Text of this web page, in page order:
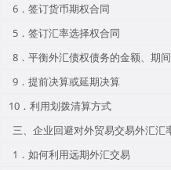
6．签订货币期权合同
5．签订汇率选择权合同
8．平衡外汇债权债务的金额、期
9．提前决算或延期决算
10．利用划拨清算方式
三、企业回避对外贸易交易外汇汇
1．如何利用远期外汇交易